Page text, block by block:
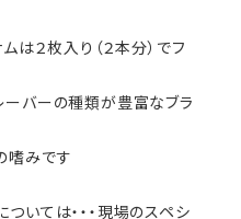
は２枚入り（２本分）でフ
ーバーの種類が豊富なブラ
嗜みです
いては・・・現場のスペシ